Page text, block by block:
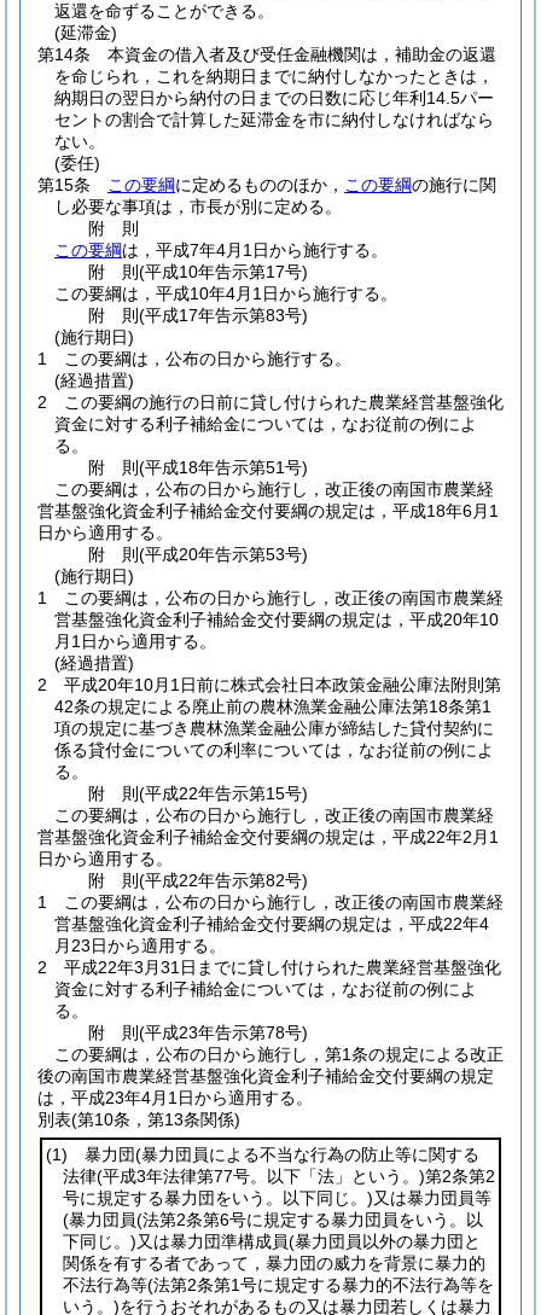
返還を命ずることができる。
(延滞金)
第14条
本資金の借入者及び受任金融機関は，補助金の返還
を命じられ，これを納期日までに納付しなかったときは，
納期日の翌日から納付の日までの日数に応じ年利14.5パー
セントの割合で計算した延滞金を市に納付しなければなら
ない。
(委任)
第15条
この要綱に定めるもののほか， この要綱の施行に関
し必要な事項は，市長が別に定める。
附 則
この要綱は，平成7年4月1日から施行する。
附 則(平成10年告示第17号)
この要綱は，平成10年4月1日から施行する。
附 則(平成17年告示第83号)
(施行期日)
1
この要綱は，公布の日から施行する。
(経過措置)
2
この要綱の施行の日前に貸し付けられた農業経営基盤強化
資金に対する利子補給金については，なお従前の例によ
る。
附 則(平成18年告示第51号)
この要綱は，公布の日から施行し，改正後の南国市農業経
営基盤強化資金利子補給金交付要綱の規定は，平成18年6月1
日から適用する。
附 則(平成20年告示第53号)
(施行期日)
1
この要綱は，公布の日から施行し，改正後の南国市農業経
営基盤強化資金利子補給金交付要綱の規定は，平成20年10
月1日から適用する。
(経過措置)
2
平成20年10月1日前に株式会社日本政策金融公庫法附則第
42条の規定による廃止前の農林漁業金融公庫法第18条第1
項の規定に基づき農林漁業金融公庫が締結した貸付契約に
係る貸付金についての利率については，なお従前の例によ
る。
附 則(平成22年告示第15号)
この要綱は，公布の日から施行し，改正後の南国市農業経
営基盤強化資金利子補給金交付要綱の規定は，平成22年2月1
日から適用する。
附 則(平成22年告示第82号)
1
この要綱は，公布の日から施行し，改正後の南国市農業経
営基盤強化資金利子補給金交付要綱の規定は，平成22年4
月23日から適用する。
2
平成22年3月31日までに貸し付けられた農業経営基盤強化
資金に対する利子補給金については，なお従前の例によ
る。
附 則(平成23年告示第78号)
この要綱は，公布の日から施行し，第1条の規定による改正
後の南国市農業経営基盤強化資金利子補給金交付要綱の規定
は，平成23年4月1日から適用する。
別表(第10条，第13条関係)
(1) 暴力団(暴力団員による不当な行為の防止等に関する
法律(平成3年法律第77号。以下「法」という。)第2条第2
号に規定する暴力団をいう。以下同じ。)又は暴力団員等
(暴力団員(法第2条第6号に規定する暴力団員をいう。以
下同じ。)又は暴力団準構成員(暴力団員以外の暴力団と
関係を有する者であって，暴力団の威力を背景に暴力的
不法行為等(法第2条第1号に規定する暴力的不法行為等を
いう。)を行うおそれがあるもの又は暴力団若しくは暴力